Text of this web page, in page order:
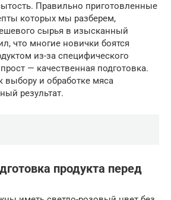
Правильно приготовленные
которых мы разберем,
сырья в изысканный
что многие новички боятся
из-за специфического
— качественная подготовка.
выбору и обработке мяса
результат.
продукта перед